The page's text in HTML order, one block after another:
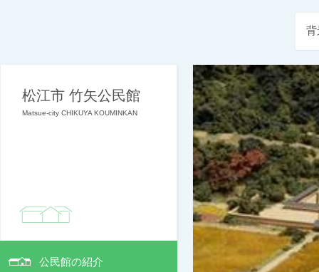
松江市 竹矢公民館
Matsue-city CHIKUYA KOUMINKAN
公民館の紹介
背